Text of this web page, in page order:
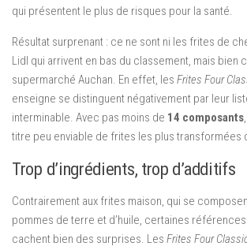
qui présentent le plus de risques pour la santé.
Résultat surprenant : ce ne sont ni les frites de
Lidl qui arrivent en bas du classement, mais bien
supermarché Auchan. En effet, les Frites Four
enseigne se distinguent négativement par leur
interminable. Avec pas moins de 14 composants
titre peu enviable de frites les plus transformées
Trop d’ingrédients, trop d’additifs
Contrairement aux frites maison, qui se
pommes de terre et d’huile, certaines
cachent bien des surprises. Les Frites Four